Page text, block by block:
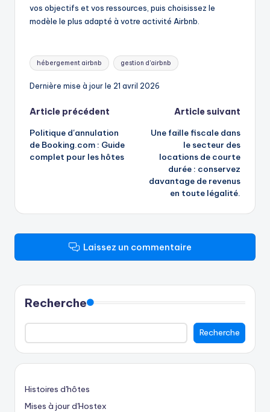
vos objectifs et vos ressources, puis choisissez le
modèle le plus adapté à votre activité Airbnb.
Mots
clés:
hébergement airbnb gestion d'airbnb
Dernière mise à jour le 21 avril 2026
Navigation
des
articles
Article précédent
Politique d'annulation
de Booking.com : Guide
complet pour les hôtes
Article suivant
Une faille fiscale dans
le secteur des
locations de courte
durée : conservez
davantage de revenus
en toute légalité.
Laissez un commentaire
Recherche
Recherche
Histoires d'hôtes
Mises à jour d'Hostex